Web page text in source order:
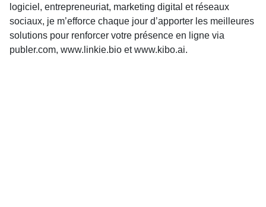
logiciel, entrepreneuriat, marketing digital et réseaux
sociaux, je m’efforce chaque jour d’apporter les meilleures
solutions pour renforcer votre présence en ligne via
publer.com, www.linkie.bio et www.kibo.ai.